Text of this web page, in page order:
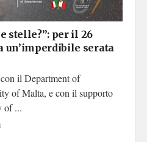
stelle?”: per il 26
serata
il Department of
of Malta, e con il supporto
of ...